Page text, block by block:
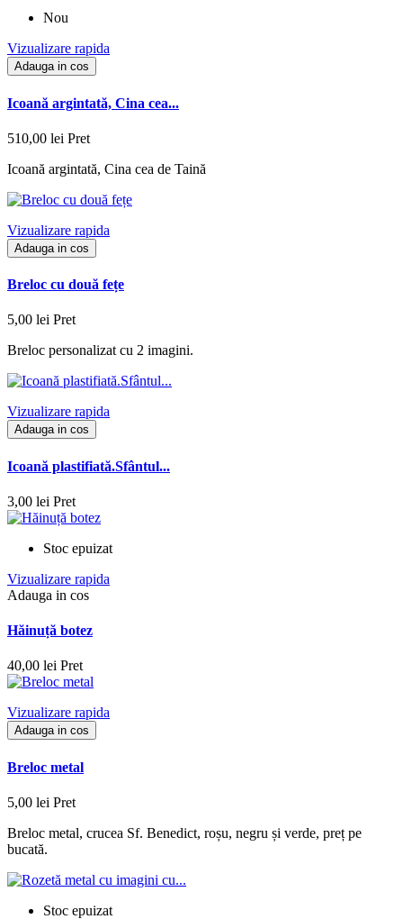
Nou
Vizualizare rapida
Adauga in cos
Icoană argintată, Cina cea...
510,00 lei Pret
Icoană argintată, Cina cea de Taină
Vizualizare rapida
Adauga in cos
Breloc cu două fețe
5,00 lei Pret
Breloc personalizat cu 2 imagini.
Vizualizare rapida
Adauga in cos
Icoană plastifiată.Sfântul...
3,00 lei Pret
Stoc epuizat
Vizualizare rapida
Adauga in cos
Hăinuță botez
40,00 lei Pret
Vizualizare rapida
Adauga in cos
Breloc metal
5,00 lei Pret
Breloc metal, crucea Sf. Benedict, roșu, negru și verde, preț pe
bucată.
Stoc epuizat